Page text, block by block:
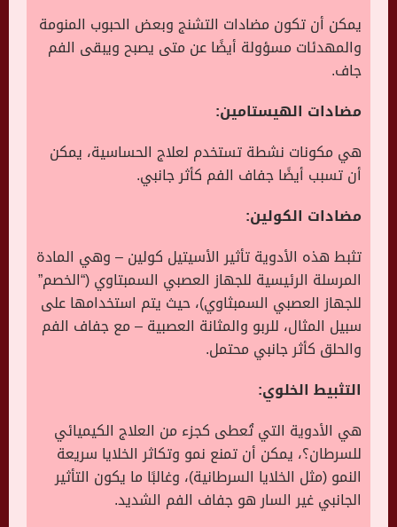
يمكن أن تكون مضادات التشنج وبعض الحبوب المنومة
والمهدئات مسؤولة أيضًا عن متى يصبح ويبقى الفم
جاف.
مضادات الهيستامين:
هي مكونات نشطة تستخدم لعلاج الحساسية، يمكن
أن تسبب أيضًا جفاف الفم كأثر جانبي.
مضادات الكولين:
تثبط هذه الأدوية تأثير الأسيتيل كولين – وهي المادة
المرسلة الرئيسية للجهاز العصبي السمبتاوي (“الخصم”
للجهاز العصبي السمبثاوي)، حيث يتم استخدامها على
سبيل المثال، للربو والمثانة العصبية – مع جفاف الفم
والحلق كأثر جانبي محتمل.
التثبيط الخلوي:
هي الأدوية التي تُعطى كجزء من العلاج الكيميائي
للسرطان؟، يمكن أن تمنع نمو وتكاثر الخلايا سريعة
النمو (مثل الخلايا السرطانية)، وغالبًا ما يكون التأثير
الجانبي غير السار هو جفاف الفم الشديد.